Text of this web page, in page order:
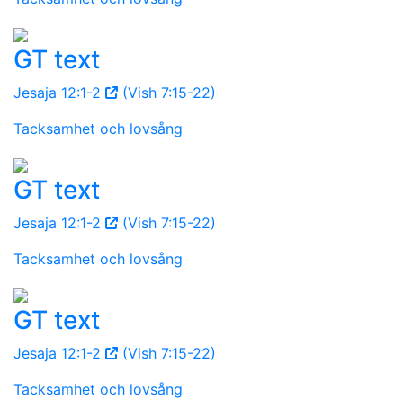
GT text
Jesaja 12:1-2
(Vish 7:15-22)
Tacksamhet och lovsång
GT text
Jesaja 12:1-2
(Vish 7:15-22)
Tacksamhet och lovsång
GT text
Jesaja 12:1-2
(Vish 7:15-22)
Tacksamhet och lovsång